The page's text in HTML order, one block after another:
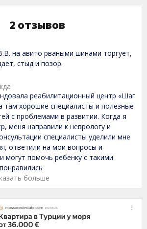
2 отзывов
на авито рваными шинами торгует,
стыд и позор.
реабилитационный центр «Шаг
там хорошие специалисты и полезные
с проблемами в развитии. Когда я
меня направили к неврологу и
специалисты уделили мне
ответили на мои вопросы и
могут помочь ребенку с такими
больше